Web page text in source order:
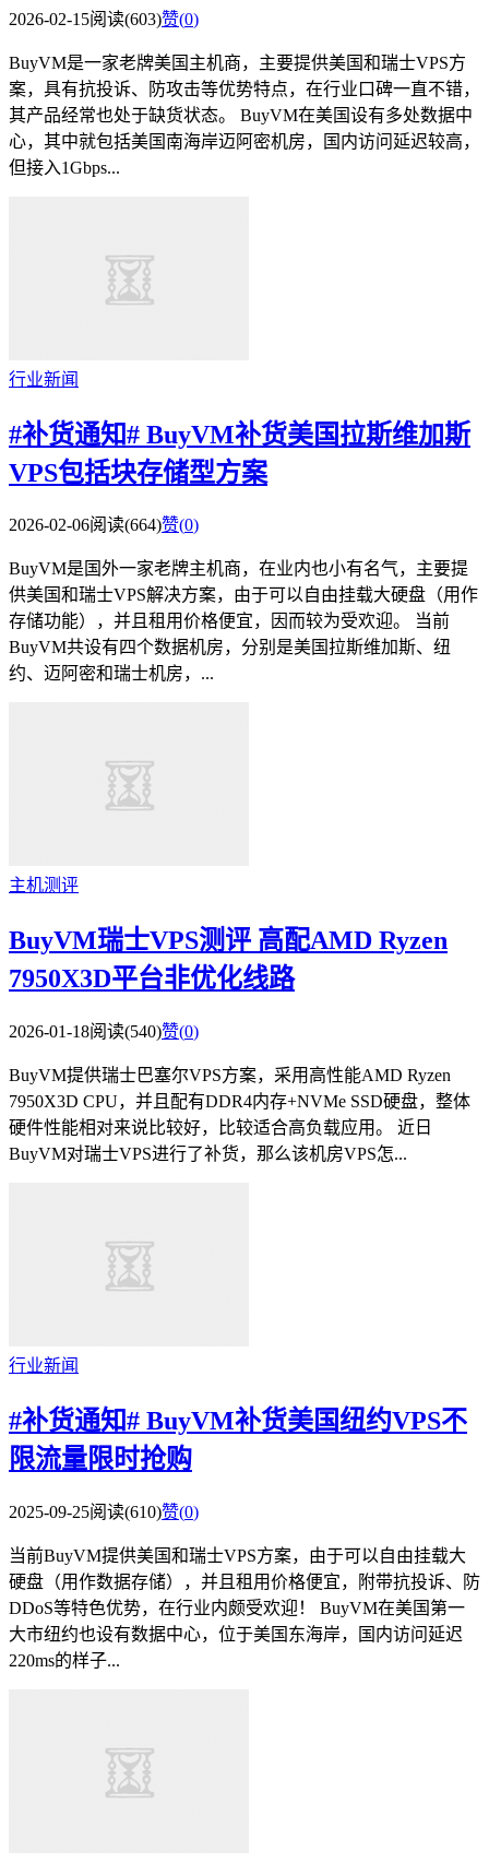
2026-02-15阅读(603)赞(0)
BuyVM是一家老牌美国主机商，主要提供美国和瑞士VPS方
案，具有抗投诉、防攻击等优势特点，在行业口碑一直不错，
其产品经常也处于缺货状态。 BuyVM在美国设有多处数据中
心，其中就包括美国南海岸迈阿密机房，国内访问延迟较高，
但接入1Gbps...
行业新闻
#补货通知# BuyVM补货美国拉斯维加斯
VPS包括块存储型方案
2026-02-06阅读(664)赞(0)
BuyVM是国外一家老牌主机商，在业内也小有名气，主要提
供美国和瑞士VPS解决方案，由于可以自由挂载大硬盘（用作
存储功能），并且租用价格便宜，因而较为受欢迎。 当前
BuyVM共设有四个数据机房，分别是美国拉斯维加斯、纽
约、迈阿密和瑞士机房，...
主机测评
BuyVM瑞士VPS测评 高配AMD Ryzen
7950X3D平台非优化线路
2026-01-18阅读(540)赞(0)
BuyVM提供瑞士巴塞尔VPS方案，采用高性能AMD Ryzen
7950X3D CPU，并且配有DDR4内存+NVMe SSD硬盘，整体
硬件性能相对来说比较好，比较适合高负载应用。 近日
BuyVM对瑞士VPS进行了补货，那么该机房VPS怎...
行业新闻
#补货通知# BuyVM补货美国纽约VPS不
限流量限时抢购
2025-09-25阅读(610)赞(0)
当前BuyVM提供美国和瑞士VPS方案，由于可以自由挂载大
硬盘（用作数据存储），并且租用价格便宜，附带抗投诉、防
DDoS等特色优势，在行业内颇受欢迎！ BuyVM在美国第一
大市纽约也设有数据中心，位于美国东海岸，国内访问延迟
220ms的样子...